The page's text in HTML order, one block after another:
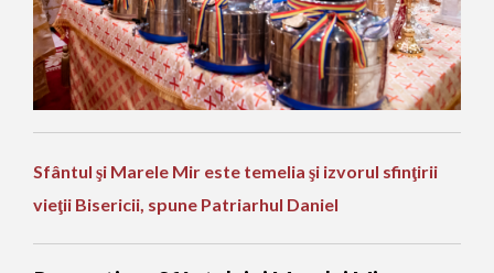
Sfântul şi Marele Mir este temelia şi izvorul sfinţirii
vieţii Bisericii, spune Patriarhul Daniel